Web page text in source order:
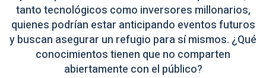
tanto tecnológicos como inversores millonarios,
quienes podrían estar anticipando eventos futuros
y buscan asegurar un refugio para sí mismos. ¿Qué
conocimientos tienen que no comparten
abiertamente con el público?